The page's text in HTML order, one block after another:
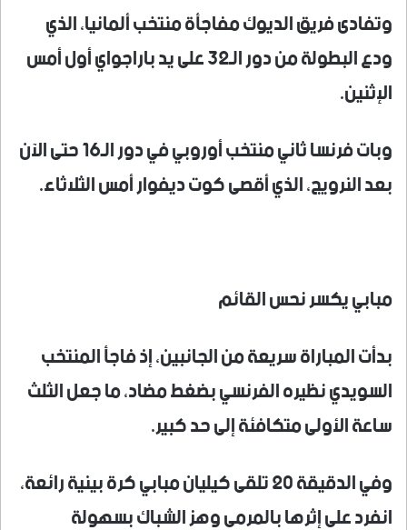
وتفادى فريق الديوك مفاجأة منتخب ألمانيا، الذي
ودع البطولة من دور الـ32 على يد باراجواي أول أمس
الإثنين.
وبات فرنسا ثاني منتخب أوروبي في دور الـ16 حتى الآن
بعد النرويج، الذي أقصى كوت ديفوار أمس الثلاثاء.
مبابي يكسر نحس القائم
بدأت المباراة سريعة من الجانبين، إذ فاجأ المنتخب
السويدي نظيره الفرنسي بضغط مضاد، ما جعل الثلث
ساعة الأولى متكافئة إلى حد كبير.
وفي الدقيقة 20 تلقى كيليان مبابي كرة بينية رائعة،
انفرد على إثرها بالمرمى وهز الشباك بسهولة